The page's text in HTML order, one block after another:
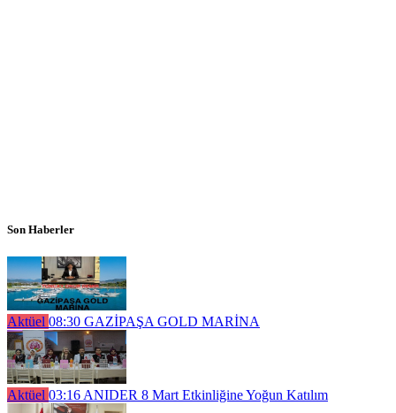
Son Haberler
Aktüel 08:30 GAZİPAŞA GOLD MARİNA
Aktüel 03:16 ANIDER 8 Mart Etkinliğine Yoğun Katılım